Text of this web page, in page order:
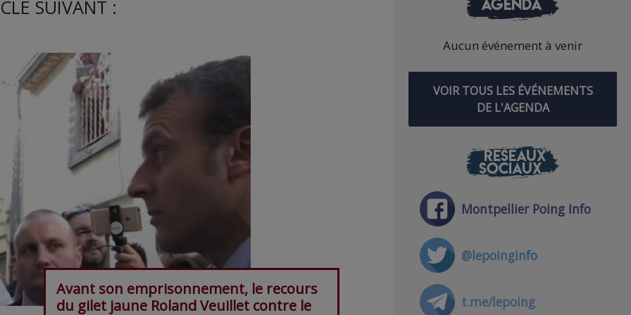
SUIVANT :
Avant son emprisonnement, le recours
du gilet jaune Roland Veuillet contre le
Aucun événement à venir
VOIR TOUS LES ÉVÉNEMENTS
DE L'AGENDA
RÉSEAUX
SOCIAUX
Montpellier Poing Info
@lepoinginfo
t.me/lepoing